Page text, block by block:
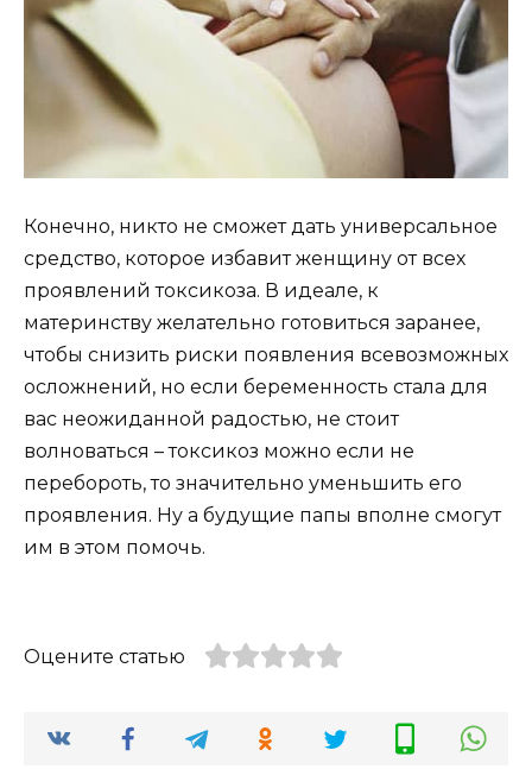
Конечно, никто не сможет дать универсальное
средство, которое избавит женщину от всех
проявлений токсикоза. В идеале, к
материнству желательно готовиться заранее,
чтобы снизить риски появления всевозможных
осложнений, но если беременность стала для
вас неожиданной радостью, не стоит
волноваться – токсикоз можно если не
перебороть, то значительно уменьшить его
проявления. Ну а будущие папы вполне смогут
им в этом помочь.
Оцените статью